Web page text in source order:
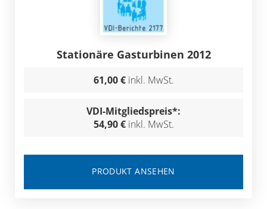
Stationäre Gasturbinen 2012
61,00 € inkl. MwSt.
VDI-Mitgliedspreis*:
54,90 € inkl. MwSt.
PRODUKT ANSEHEN